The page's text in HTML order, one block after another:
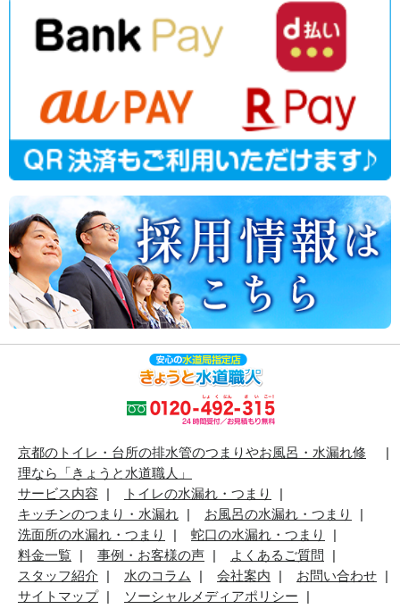
京都のトイレ・台所の排水管のつまりやお風呂・水漏れ修
理なら「きょうと水道職人」
サービス内容
トイレの水漏れ・つまり
キッチンのつまり・水漏れ
お風呂の水漏れ・つまり
洗面所の水漏れ・つまり
蛇口の水漏れ・つまり
料金一覧
事例・お客様の声
よくあるご質問
スタッフ紹介
水のコラム 会社案内
お問い合わせ
サイトマップ
ソーシャルメディアポリシー